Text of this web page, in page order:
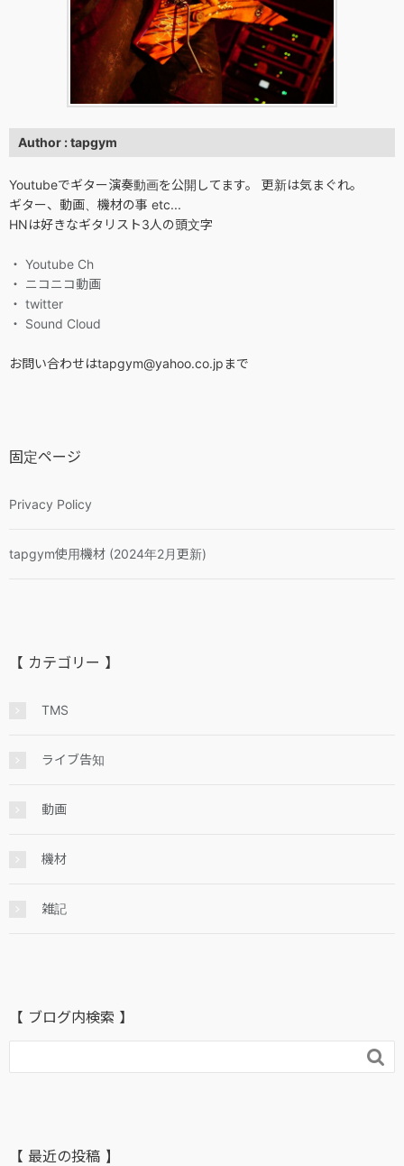
Author : tapgym
Youtubeでギター演奏動画を公開してます。 更新は気まぐれ。
ギター、動画、機材の事 etc...
HNは好きなギタリスト3人の頭文字
・ Youtube Ch
・ ニコニコ動画
・ twitter
・ Sound Cloud
お問い合わせはtapgym@yahoo.co.jpまで
固定ページ
Privacy Policy
tapgym使用機材 (2024年2月更新)
【 カテゴリー 】
TMS
ライブ告知
動画
機材
雑記
【 ブログ内検索 】

【 最近の投稿 】